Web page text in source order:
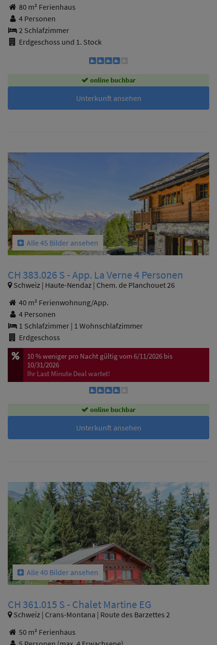
80 m² Ferienhaus
4 Personen
2 Schlafzimmer
Erdgeschoss und 1. Stock
online buchbar
Unterkunft ansehen
Alle 45 Bilder ansehen
CH 383.026 S - App. La Verne 4 Personen
Schweiz | Haute-Nendaz | Chem. de Planchouet 26
40 m² Ferienwohnung/App.
4 Personen
1 Schlafzimmer | 1 Wohnschlafzimmer
Erdgeschoss
10 %weniger pro Nacht gültig vom 6/11/2026 bis
10/31/2026
Ihr Last Minute Deal wartet!
online buchbar
Unterkunft ansehen
Alle 40 Bilder ansehen
CH 361.015 S - Chalet Martine EG
Schweiz | Crans-Montana | Route des Barzettes 2
50 m² Ferienhaus